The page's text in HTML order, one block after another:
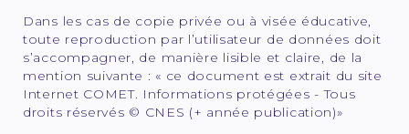
Dans les cas de copie privée ou à visée éducative,
toute reproduction par l’utilisateur de données doit
s’accompagner, de manière lisible et claire, de la
mention suivante : « ce document est extrait du site
Internet COMET. Informations protégées - Tous
droits réservés © CNES (+ année publication)»